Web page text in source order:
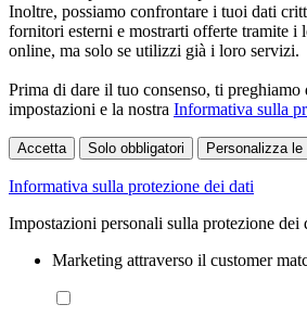
Inoltre, possiamo confrontare i tuoi dati
fornitori esterni e mostrarti offerte tramite i
online, ma solo se utilizzi già i loro servizi.
Prima di dare il tuo consenso, ti
impostazioni e la nostra Informativa sulla
Accetta Solo obbligatori Personalizza
Informativa sulla protezione dei dati
Impostazioni personali sulla protezione dei
Marketing attraverso il customer